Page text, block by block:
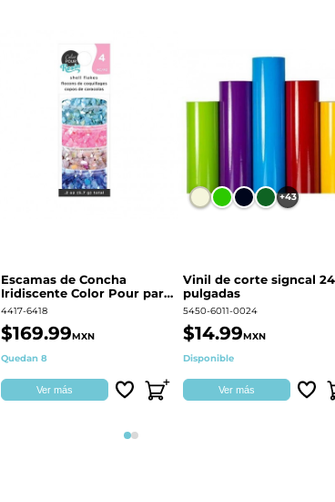
Escamas de Concha
Iridiscente Color Pour para
decoración | 359687
4417-6418
$169.99MXN
Quedan 8
Ver más
+43
Vinil de corte signcal 24
pulgadas
5450-6011-0024
$14.99MXN
Disponible
Ver más
Página 1
Página 2